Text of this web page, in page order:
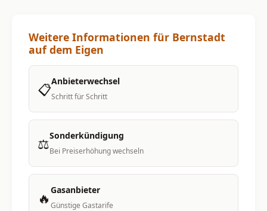
Weitere Informationen für Bernstadt
auf dem Eigen
📋Anbieterwechsel
Schritt für Schritt
⚖️Sonderkündigung
Bei Preiserhöhung wechseln
🔥 Gasanbieter
Günstige Gastarife